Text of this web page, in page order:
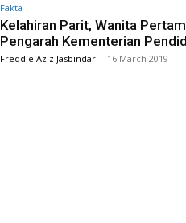
Fakta
Kelahiran Parit, Wanita
Pengarah Kementerian
Freddie Aziz Jasbindar - 16 March 2019